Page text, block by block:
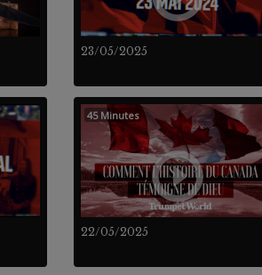
23/05/2025
22/05/2025
45 Minutes